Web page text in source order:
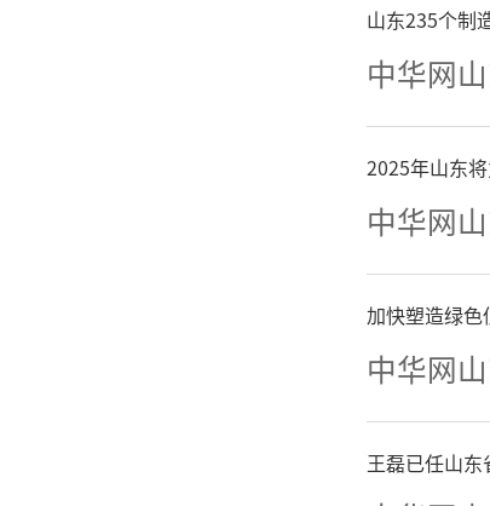
署，
工作
准科
军等
持高
一批
山东235个制
中华网
2025年山东
中华网
加快塑造绿色
中华网
王磊已任山